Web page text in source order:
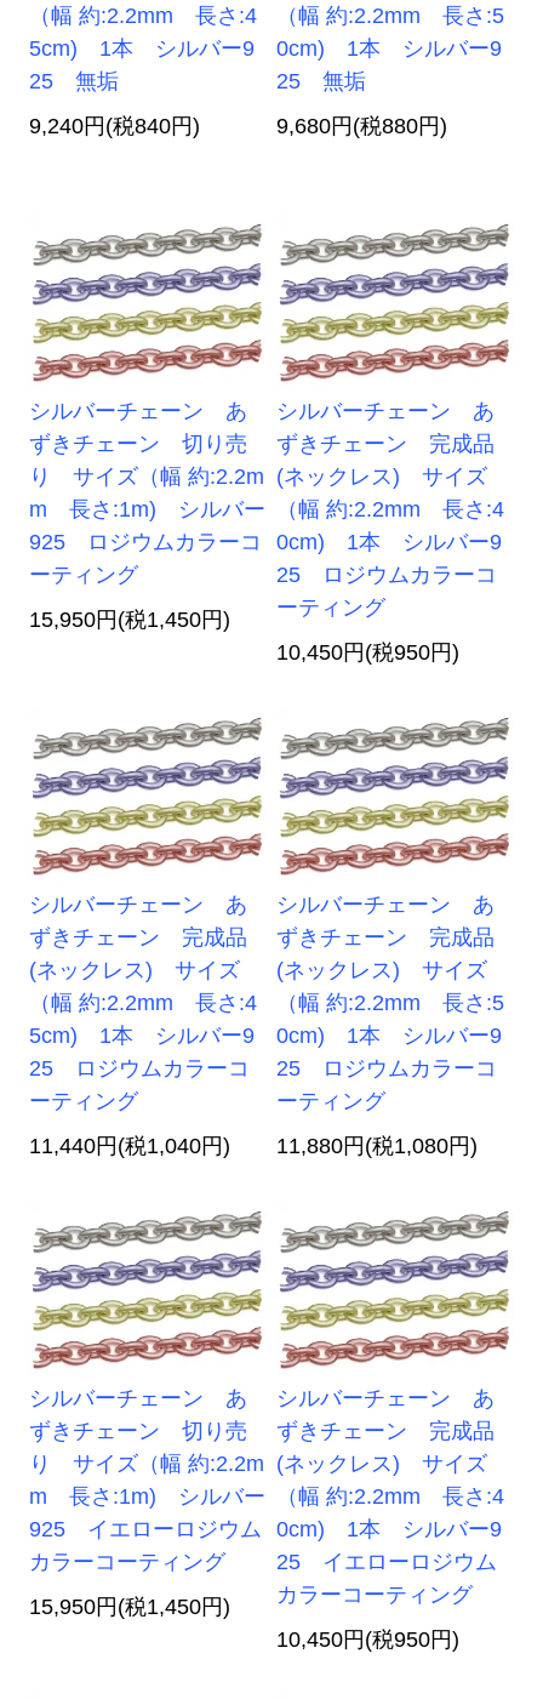
（幅 約:2.2mm 長さ:4
5cm) 1本 シルバー9
25 無垢
9,240円(税840円)
（幅 約:2.2mm 長さ:5
0cm) 1本 シルバー9
25 無垢
9,680円(税880円)
シルバーチェーン あ
ずきチェーン 切り売
り サイズ（幅 約:2.2m
m 長さ:1m) シルバー
925 ロジウムカラーコ
ーティング
15,950円(税1,450円)
シルバーチェーン あ
ずきチェーン 完成品
(ネックレス) サイズ
（幅 約:2.2mm 長さ:4
0cm) 1本 シルバー9
25 ロジウムカラーコ
ーティング
10,450円(税950円)
シルバーチェーン あ
ずきチェーン 完成品
(ネックレス) サイズ
（幅 約:2.2mm 長さ:4
5cm) 1本 シルバー9
25 ロジウムカラーコ
ーティング
11,440円(税1,040円)
シルバーチェーン あ
ずきチェーン 完成品
(ネックレス) サイズ
（幅 約:2.2mm 長さ:5
0cm) 1本 シルバー9
25 ロジウムカラーコ
ーティング
11,880円(税1,080円)
シルバーチェーン あ
ずきチェーン 切り売
り サイズ（幅 約:2.2m
m 長さ:1m) シルバー
925 イエローロジウム
カラーコーティング
15,950円(税1,450円)
シルバーチェーン あ
ずきチェーン 完成品
(ネックレス) サイズ
（幅 約:2.2mm 長さ:4
0cm) 1本 シルバー9
25 イエローロジウム
カラーコーティング
10,450円(税950円)